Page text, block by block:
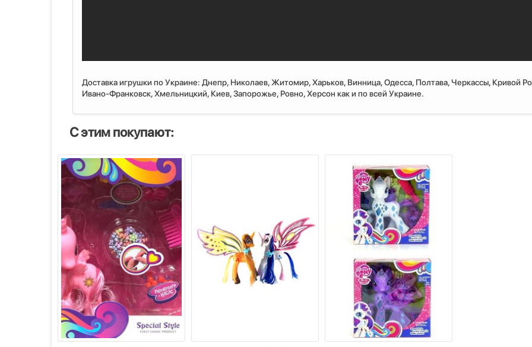
Доставка игрушки по Украине: Днепр, Николаев, Житомир, Харьков, Винница, Одесса, Полтава, Черкассы, Кривой
Ивано-Франковск, Хмельницкий, Киев, Запорожье, Ровно, Херсон как и по всей Украине.
С этим покупают: